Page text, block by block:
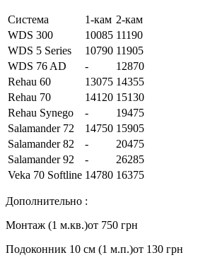
Система 1-кам 2-кам
WDS 300
10085 11190
WDS 5 Series
10790 11905
WDS 76 AD
-
12870
Rehau 60
13075 14355
Rehau 70
14120 15130
Rehau Synego
-
19475
Salamander 72
14750 15905
Salamander 82
-
20475
Salamander 92
-
26285
Veka 70 Softline 14780 16375
Дополнительно :
Монтаж (1 м.кв.)от 750 грн
Подоконник 10 см (1 м.п.)от 130 грн